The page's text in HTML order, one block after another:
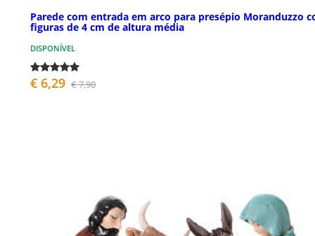
Parede com entrada em arco para presépio Moranduzzo
figuras de 4 cm de altura média
DISPONÍVEL
€ 6,29 € 7,90